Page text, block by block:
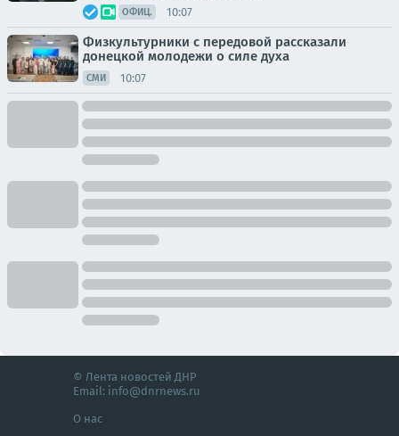
ОФИЦ. 10:07
Физкультурники с передовой рассказали
донецкой молодежи о силе духа
СМИ 10:07
© Лента новостей ДНР
Email: info@dnrnews.ru
О нас